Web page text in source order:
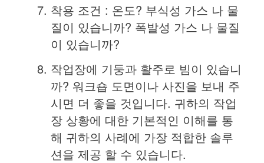
착용 조건 : 온도? 부식성 가스 나 물
질이 있습니까? 폭발성 가스 나 물질
이 있습니까?
작업장에 기둥과 활주로 빔이 있습니
까? 워크숍 도면이나 사진을 보내 주
시면 더 좋을 것입니다. 귀하의 작업
장 상황에 대한 기본적인 이해를 통
해 귀하의 사례에 가장 적합한 솔루
션을 제공 할 수 있습니다.